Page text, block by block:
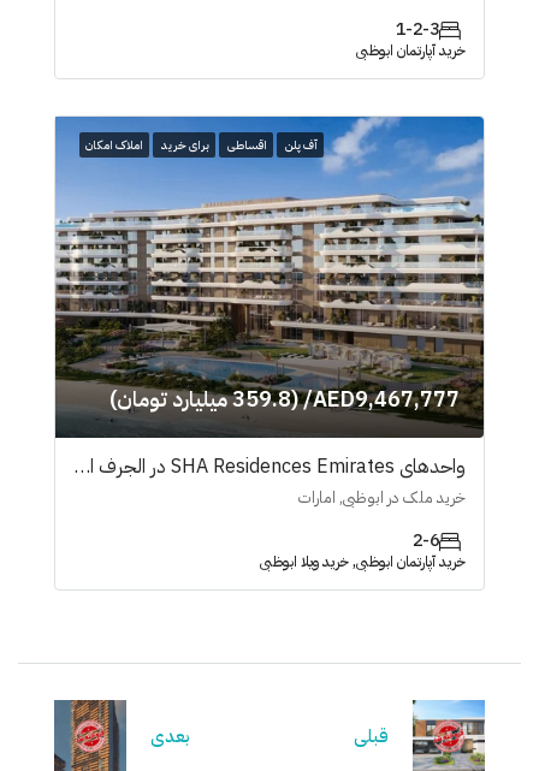
1-2-3
خرید آپارتمان ابوظبی
آف پلن اقساطی برای خرید املاک امکان
AED9,467,777/ (359.8 میلیارد تومان)
واحدهای SHA Residences Emirates در الجرف ابوظبی
خرید ملک در ابوظبی, امارات
2-6
خرید آپارتمان ابوظبی, خرید ویلا ابوظبی
قبلی بعدی